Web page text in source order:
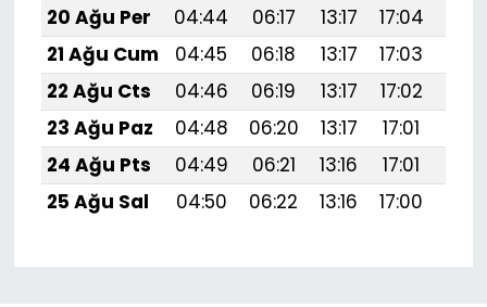
20 Ağu Per
04:44 06:17 13:17 17:04
21 Ağu Cum
04:45 06:18 13:17 17:03
22 Ağu Cts
04:46 06:19 13:17 17:02
23 Ağu Paz
04:48 06:20 13:17 17:01
24 Ağu Pts
04:49 06:21 13:16 17:01
25 Ağu Sal
04:50 06:22 13:16 17:00